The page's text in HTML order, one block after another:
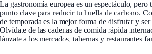
La gastronomía europea es un espectáculo, pero
punto clave para reducir tu huella de carbono.
de temporada es la mejor forma de disfrutar y ser
Olvídate de las cadenas de comida rápida
lánzate a los mercados, tabernas y restaurantes